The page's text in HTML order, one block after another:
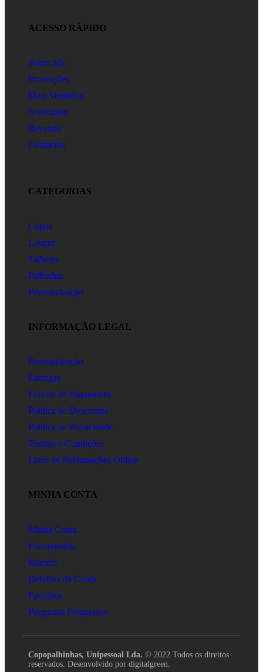
ACESSO RÁPIDO
Sobre nós
Promoções
Mais Vendidos
Novidades
Revenda
Contactos
CATEGORIAS
Copos
Louças
Talheres
Palhinhas
Personalização
INFORMAÇÃO LEGAL
Personalização
Entregas
Formas de Pagamento
Política de Descontos
Política de Privacidade
Termos e Condições
Livro de Reclamações Online
MINHA CONTA
Minha Conta
Encomendas
Morada
Detalhes da Conta
Favoritos
Perguntas Frequentes
Copopalhinhas, Unipessoal Lda. © 2022 Todos os direitos
reservados. Desenvolvido por digitalgreen.